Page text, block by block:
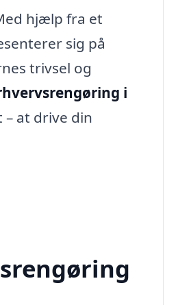
hjælp fra et
sig på
trivsel og
i
at drive din